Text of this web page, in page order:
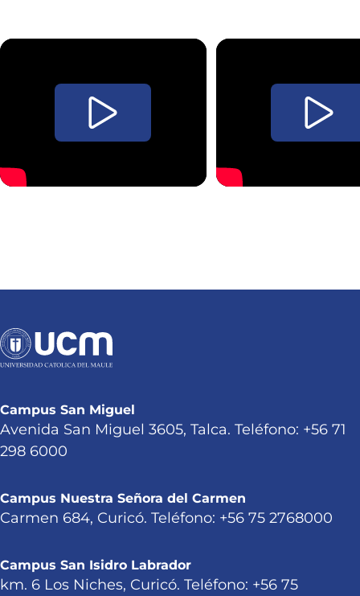
Campus San Miguel
Avenida San Miguel 3605, Talca. Teléfono: +56 71
298 6000
Campus Nuestra Señora del Carmen
Carmen 684, Curicó. Teléfono: +56 75 2768000
Campus San Isidro Labrador
km. 6 Los Niches, Curicó. Teléfono: +56 75